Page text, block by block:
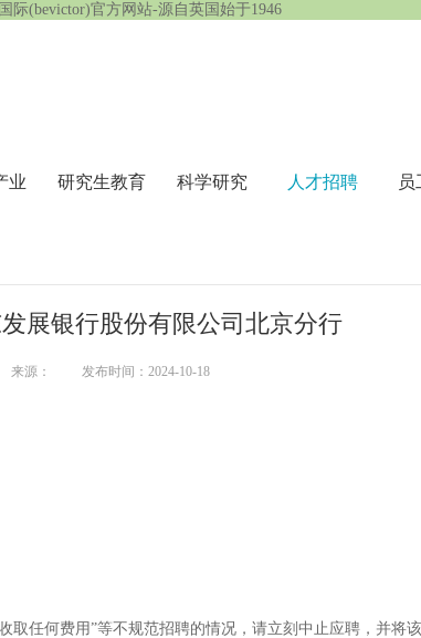
际(bevictor)官方网站-源自英国始于1946
业 研究生教育 科学研究 人才招聘
展银行股份有限公司北京分行
来源： 发布时间：2024-10-18
取任何费用”等不规范招聘的情况，请立刻中止应聘，并将